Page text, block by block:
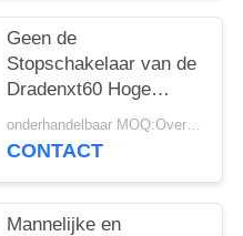
Geen de
Stopschakelaar van de
Dradenxt60 Hoge
Huidige Waterdichte
Schakelaar T
onderhandelbaar MOQ:Overeen te komen
CONTACT
Mannelijke en